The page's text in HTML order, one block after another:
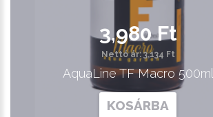
3,980 Ft
Nettó ár: 3,134 Ft
AquaLine TF Macro 500ml
KOSÁRBA